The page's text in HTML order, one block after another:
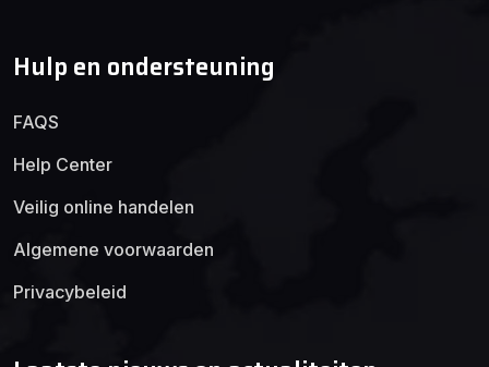
Hulp en ondersteuning
FAQS
Help Center
Veilig online handelen
Algemene voorwaarden
Privacybeleid